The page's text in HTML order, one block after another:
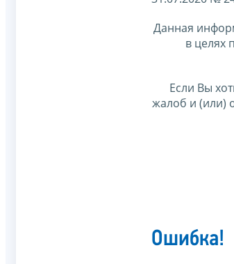
Данная
в целях
Если Вы
жалоб и (или)
Ошибка!